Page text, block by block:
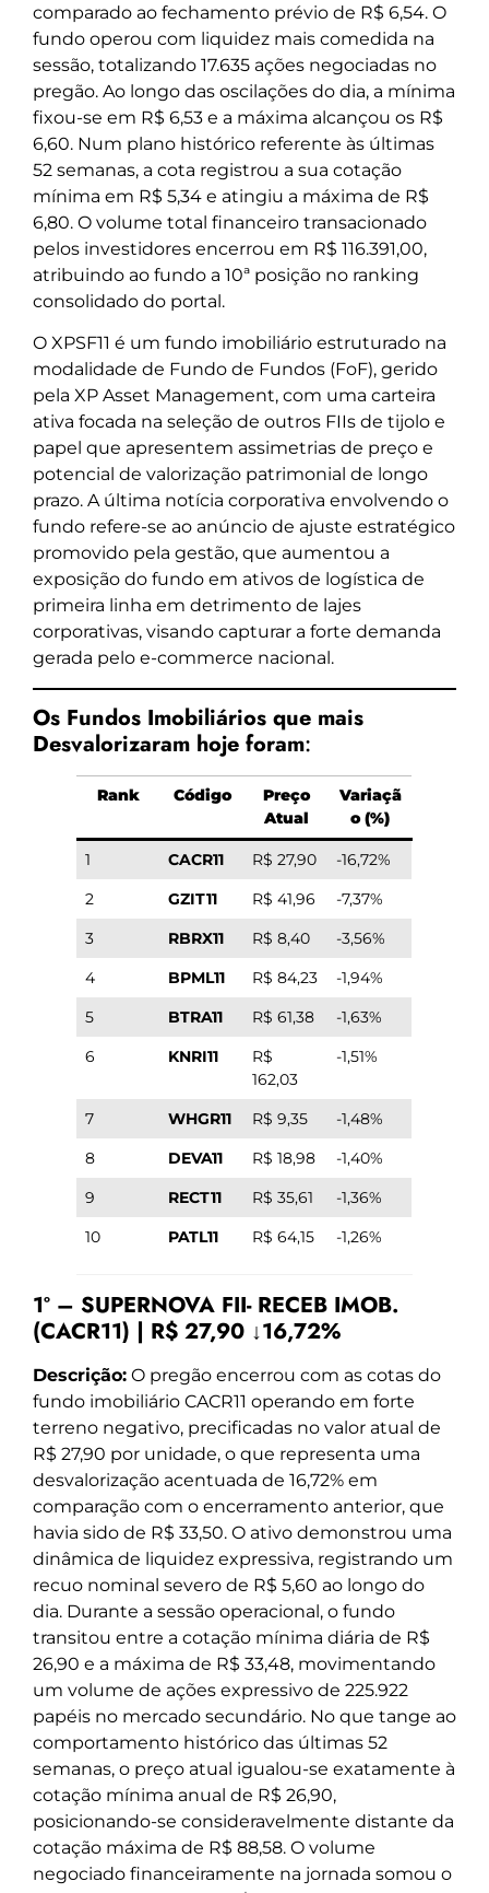
comparado ao fechamento prévio de R$ 6,54. O
fundo operou com liquidez mais comedida na
sessão, totalizando 17.635 ações negociadas no
pregão. Ao longo das oscilações do dia, a mínima
fixou-se em R$ 6,53 e a máxima alcançou os R$
6,60. Num plano histórico referente às últimas
52 semanas, a cota registrou a sua cotação
mínima em R$ 5,34 e atingiu a máxima de R$
6,80. O volume total financeiro transacionado
pelos investidores encerrou em R$ 116.391,00,
atribuindo ao fundo a 10ª posição no ranking
consolidado do portal.
O XPSF11 é um fundo imobiliário estruturado na
modalidade de Fundo de Fundos (FoF), gerido
pela XP Asset Management, com uma carteira
ativa focada na seleção de outros FIIs de tijolo e
papel que apresentem assimetrias de preço e
potencial de valorização patrimonial de longo
prazo. A última notícia corporativa envolvendo o
fundo refere-se ao anúncio de ajuste estratégico
promovido pela gestão, que aumentou a
exposição do fundo em ativos de logística de
primeira linha em detrimento de lajes
corporativas, visando capturar a forte demanda
gerada pelo e-commerce nacional.
Os Fundos Imobiliários que mais
Desvalorizaram hoje foram:
Rank Código
Preço
Atual
Variaçã
o (%)
1 CACR11 R$ 27,90
-16,72%
2
GZIT11 R$ 41,96
-7,37%
3
RBRX11 R$ 8,40
-3,56%
4
BPML11 R$ 84,23
-1,94%
5
BTRA11 R$ 61,38
-1,63%
6
KNRI11
R$
162,03
-1,51%
7 WHGR11 R$ 9,35
-1,48%
8
DEVA11 R$ 18,98
-1,40%
9
RECT11 R$ 35,61
-1,36%
10
PATL11 R$ 64,15 -1,26%
1º – SUPERNOVA FII- RECEB IMOB.
(CACR11) | R$ 27,90 ↓16,72%
Descrição: O pregão encerrou com as cotas do
fundo imobiliário CACR11 operando em forte
terreno negativo, precificadas no valor atual de
R$ 27,90 por unidade, o que representa uma
desvalorização acentuada de 16,72% em
comparação com o encerramento anterior, que
havia sido de R$ 33,50. O ativo demonstrou uma
dinâmica de liquidez expressiva, registrando um
recuo nominal severo de R$ 5,60 ao longo do
dia. Durante a sessão operacional, o fundo
transitou entre a cotação mínima diária de R$
26,90 e a máxima de R$ 33,48, movimentando
um volume de ações expressivo de 225.922
papéis no mercado secundário. No que tange ao
comportamento histórico das últimas 52
semanas, o preço atual igualou-se exatamente à
cotação mínima anual de R$ 26,90,
posicionando-se consideravelmente distante da
cotação máxima de R$ 88,58. O volume
negociado financeiramente na jornada somou o